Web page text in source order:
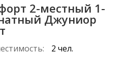
2-местный 1-
Джуниор
2 чел.